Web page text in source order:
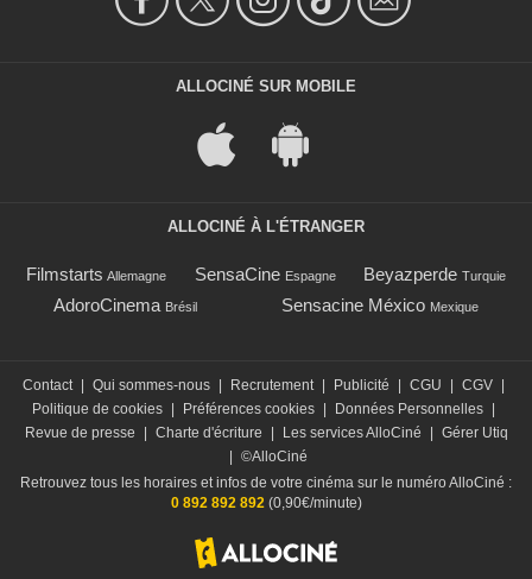
ALLOCINÉ SUR MOBILE
ALLOCINÉ À L'ÉTRANGER
Filmstarts Allemagne SensaCine Espagne Beyazperde Turquie
AdoroCinema Brésil Sensacine México Mexique
Contact | Qui sommes-nous | Recrutement | Publicité | CGU | CGV |
Politique de cookies | Préférences cookies | Données Personnelles |
Revue de presse
| Charte d'écriture | Les services AlloCiné | Gérer Utiq
| ©AlloCiné
Retrouvez tous les horaires et infos de votre cinéma sur le numéro AlloCiné :
0 892 892 892 (0,90€/minute)